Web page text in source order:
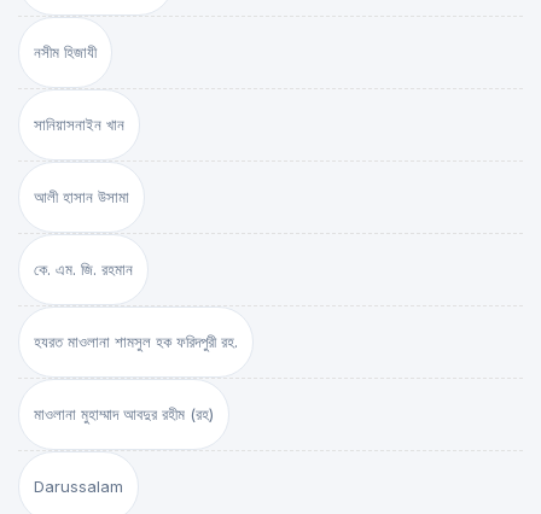
নসীম হিজাযী
সানিয়াসনাইন খান
আলী হাসান উসামা
কে. এম. জি. রহমান
হযরত মাওলানা শামসুল হক ফরিদপুরী রহ.
মাওলানা মুহাম্মাদ আবদুর রহীম (রহ)
Darussalam